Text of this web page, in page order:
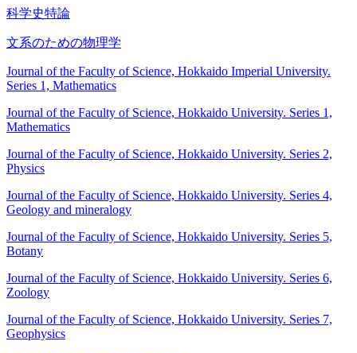
科学史特論
文系のための物理学
Journal of the Faculty of Science, Hokkaido Imperial University.
Series 1, Mathematics
Journal of the Faculty of Science, Hokkaido University. Series 1,
Mathematics
Journal of the Faculty of Science, Hokkaido University. Series 2,
Physics
Journal of the Faculty of Science, Hokkaido University. Series 4,
Geology and mineralogy
Journal of the Faculty of Science, Hokkaido University. Series 5,
Botany
Journal of the Faculty of Science, Hokkaido University. Series 6,
Zoology
Journal of the Faculty of Science, Hokkaido University. Series 7,
Geophysics